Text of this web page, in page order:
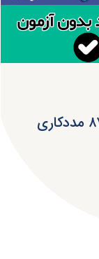
دانلود سوالات و کلید کنکور ارشد ۸۷ مددکاری